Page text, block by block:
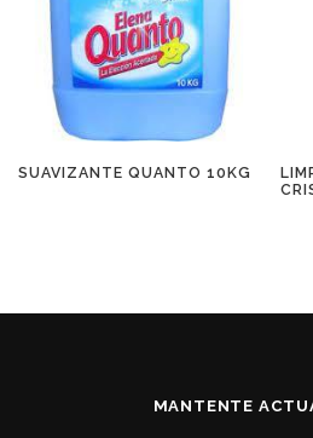
SUAVIZANTE QUANTO 10KG
MANTENTE